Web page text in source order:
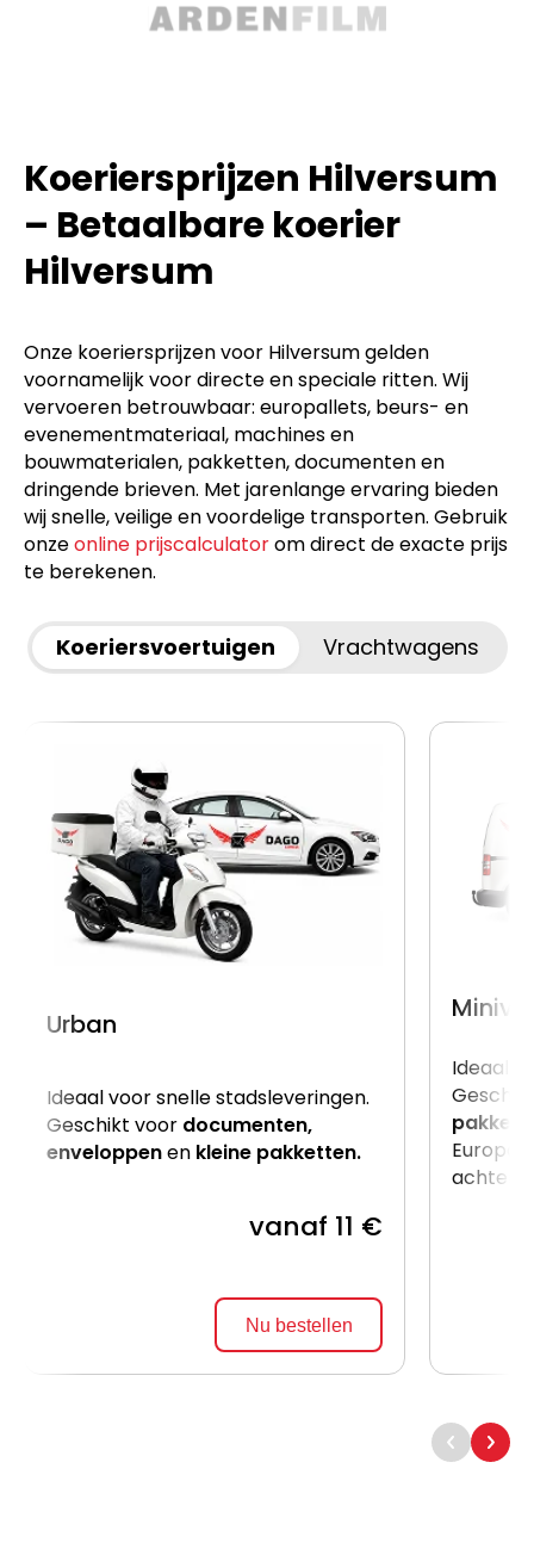
Koeriersprijzen Hilversum
– Betaalbare koerier
Hilversum
Onze koeriersprijzen voor Hilversum gelden
voornamelijk voor directe en speciale ritten. Wij
vervoeren betrouwbaar: europallets, beurs- en
evenementmateriaal, machines en
bouwmaterialen, pakketten, documenten en
dringende brieven. Met jarenlange ervaring bieden
wij snelle, veilige en voordelige transporten. Gebruik
onzeonline prijscalculatorom direct de exacte prijs
te berekenen.
Koeriersvoertuigen Vrachtwagens
Urban
Ideaal voor snelle stadsleveringen.
Geschikt voor documenten,
enveloppenen kleine pakketten.
vanaf 11 €
Nu bestellen
Ideaal